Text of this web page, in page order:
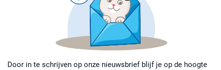
Door in te schrijven op onze nieuwsbrief blijf je op de hoogte